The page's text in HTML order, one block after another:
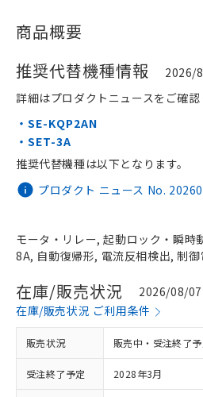
商品概要
推奨代替機種情報
2026/
プロダクト ニュース No.
推奨代替機種は以下となります。
・SE-KQP2AN
・SET-3A
詳細はプロダクトニュースをご確認
モータ・リレー, 起動ロック・瞬時
8A, 自動復帰形, 電流反相検出, 制
在庫/販売状況
2026/08/07
在庫/販売状況 ご利用条件
販売状況 販売中・受注終了
受注終了予定 2028年3月